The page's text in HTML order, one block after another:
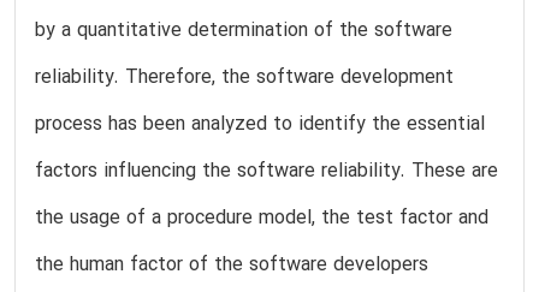
by a quantitative determination of the software
reliability. Therefore, the software development
process has been analyzed to identify the essential
factors influencing the software reliability. These are
the usage of a procedure model, the test factor and
the human factor of the software developers